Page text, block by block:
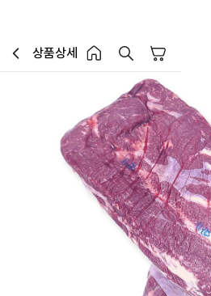
이전페이지로 이동
상품상세
홈 버튼홈 장바구니